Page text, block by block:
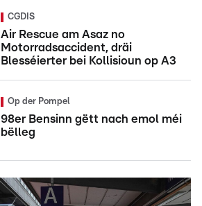
CGDIS
Air Rescue am Asaz no
Motorradsaccident, dräi
Blesséierter bei Kollisioun op A3
Op der Pompel
98er Bensinn gëtt nach emol méi
bëlleg